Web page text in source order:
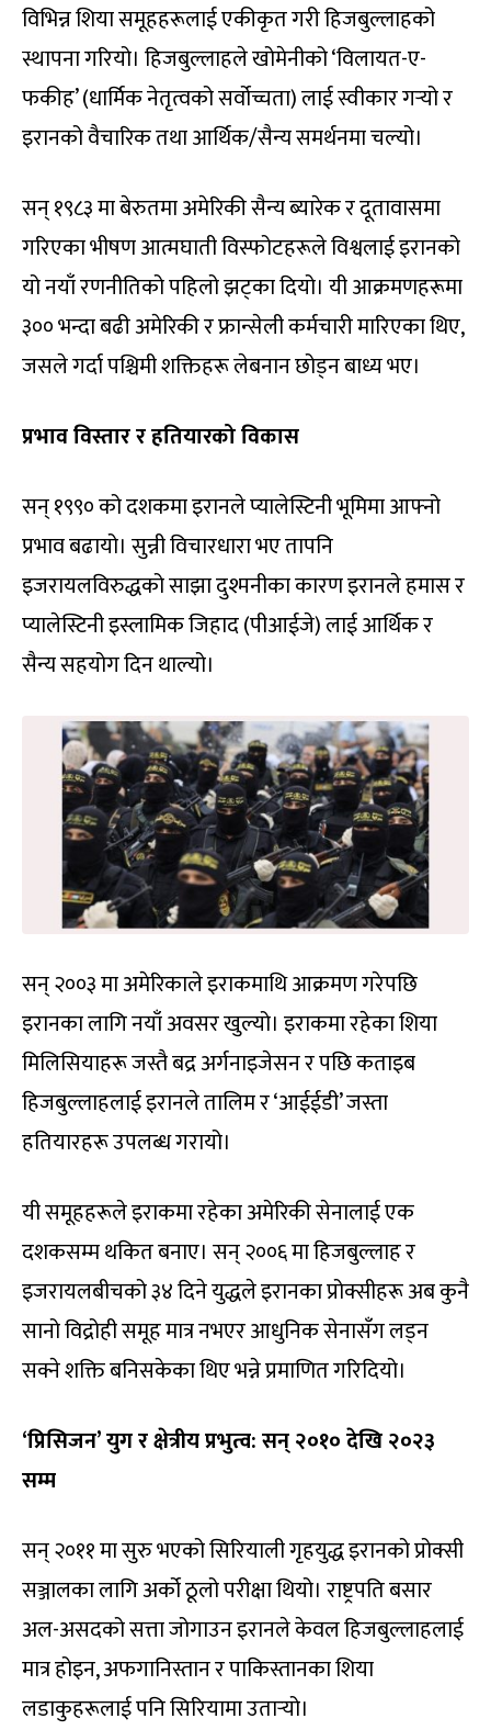
विभिन्न शिया समूहहरूलाई एकीकृत गरी हिजबुल्लाहको
स्थापना गरियो। हिजबुल्लाहले खोमेनीको ‘विलायत-ए-
फकीह’ (धार्मिक नेतृत्वको सर्वोच्चता) लाई स्वीकार गर्‍यो र
इरानको वैचारिक तथा आर्थिक/सैन्य समर्थनमा चल्यो।
सन् १९८३ मा बेरुतमा अमेरिकी सैन्य ब्यारेक र दूतावासमा
गरिएका भीषण आत्मघाती विस्फोटहरूले विश्वलाई इरानको
यो नयाँ रणनीतिको पहिलो झट्का दियो। यी आक्रमणहरूमा
३०० भन्दा बढी अमेरिकी र फ्रान्सेली कर्मचारी मारिएका थिए,
जसले गर्दा पश्चिमी शक्तिहरू लेबनान छोड्न बाध्य भए।
प्रभाव विस्तार र हतियारको विकास
सन् १९९० को दशकमा इरानले प्यालेस्टिनी भूमिमा आफ्नो
प्रभाव बढायो। सुन्नी विचारधारा भए तापनि
इजरायलविरुद्धको साझा दुश्मनीका कारण इरानले हमास र
प्यालेस्टिनी इस्लामिक जिहाद (पीआईजे) लाई आर्थिक र
सैन्य सहयोग दिन थाल्यो।
सन् २००३ मा अमेरिकाले इराकमाथि आक्रमण गरेपछि
इरानका लागि नयाँ अवसर खुल्यो। इराकमा रहेका शिया
मिलिसियाहरू जस्तै बद्र अर्गनाइजेसन र पछि कताइब
हिजबुल्लाहलाई इरानले तालिम र ‘आईईडी’ जस्ता
हतियारहरू उपलब्ध गरायो।
यी समूहहरूले इराकमा रहेका अमेरिकी सेनालाई एक
दशकसम्म थकित बनाए। सन् २००६ मा हिजबुल्लाह र
इजरायलबीचको ३४ दिने युद्धले इरानका प्रोक्सीहरू अब कुनै
सानो विद्रोही समूह मात्र नभएर आधुनिक सेनासँग लड्न
सक्ने शक्ति बनिसकेका थिए भन्ने प्रमाणित गरिदियो।
‘प्रिसिजन’ युग र क्षेत्रीय प्रभुत्व: सन् २०१० देखि २०२३
सम्म
सन् २०११ मा सुरु भएको सिरियाली गृहयुद्ध इरानको प्रोक्सी
सञ्जालका लागि अर्को ठूलो परीक्षा थियो। राष्ट्रपति बसार
अल-असदको सत्ता जोगाउन इरानले केवल हिजबुल्लाहलाई
मात्र होइन, अफगानिस्तान र पाकिस्तानका शिया
लडाकुहरूलाई पनि सिरियामा उतार्‍यो।